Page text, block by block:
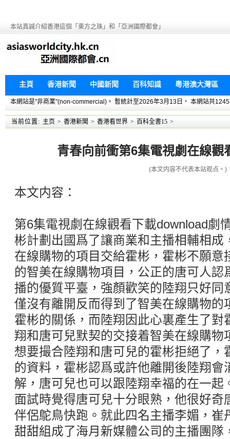
本站真誠介紹香港這個「東方之珠」和「亞洲國際都會」
主頁 香港新聞 中國新聞 百科知識 粵港澳大灣區
本網站是"非商業"(non-commercial)。 暫統計至2026年3月13日， 本網站共
当前位置: 主页 > 香港新聞 > 香港看世界 > 百科全書15 >
青春向前衝第6集電視劇在線
(本文内容不代表本站观点。)
本文内容：
第6集電視劇在線觀看下載download劇
彬計劃出國爲了讓商業和主播相輔相成
在線購物的項目交給霍彬，霍彬不願意
的智美在線購物項目，公正的唐可人認
播的優質平臺，強顏歡笑的陸翔只好同
僅沒有離開反而得到了智美在線購物的
霍彬的關係，而陸翔因此心裏產生了對
翔和唐可兒默契的交接着智美在線購物
想要撮合陸翔和唐可兒的霍彬拒絕了，
的資料，霍彬認爲或許他離開後陸翔會
解，唐可兒也可以跟陸翔幸福的在一起
面試時覺得唐可兒十分眼熟，他很好奇
伴侶鴕鳥快跑。就此四名主播李媚，崔
甜甜組成了海月新媒體公司的主播團隊